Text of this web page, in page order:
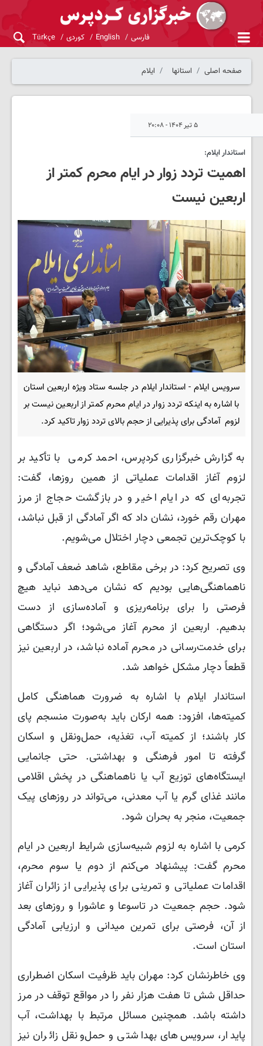
فارسی English کوردی Türkçe
صفحه اصلی استانها ایلام
۵ تیر ۱۴۰۴ - ۲۰:۰۸
استاندار ایلام:
اهمیت تردد زوار در ایام محرم کمتر از
اربعین نیست
سرویس ایلام - استاندار ایلام در جلسه ستاد ویژه اربعین استان
با اشاره به اینکه تردد زوار در ایام محرم کمتر از اربعین نیست بر
لزوم آمادگی برای پذیرایی از حجم بالای تردد زوار تاکید کرد.
به گزارش خبرگزاری کردپرس، احمد کرمی با تأکید بر
لزوم آغاز اقدامات عملیاتی از همین روزها، گفت:
تجربه‌ای که در ایام اخیر و در بازگشت حجاج از مرز
مهران رقم خورد، نشان داد که اگر آمادگی از قبل نباشد،
با کوچک‌ترین تجمعی دچار اختلال می‌شویم.
وی تصریح کرد: در برخی مقاطع، شاهد ضعف آمادگی و
ناهماهنگی‌هایی بودیم که نشان می‌دهد نباید هیچ
فرصتی را برای برنامه‌ریزی و آماده‌سازی از دست
بدهیم. اربعین از محرم آغاز می‌شود؛ اگر دستگاهی
برای خدمت‌رسانی در محرم آماده نباشد، در اربعین نیز
قطعاً دچار مشکل خواهد شد.
استاندار ایلام با اشاره به ضرورت هماهنگی کامل
کمیته‌ها، افزود: همه ارکان باید به‌صورت منسجم پای
کار باشند؛ از کمیته آب، تغذیه، حمل‌ونقل و اسکان
گرفته تا امور فرهنگی و بهداشتی. حتی جانمایی
ایستگاه‌های توزیع آب یا ناهماهنگی در پخش اقلامی
مانند غذای گرم یا آب معدنی، می‌تواند در روزهای پیک
جمعیت، منجر به بحران شود.
کرمی با اشاره به لزوم شبیه‌سازی شرایط اربعین در ایام
محرم گفت: پیشنهاد می‌کنم از دوم یا سوم محرم،
اقدامات عملیاتی و تمرینی برای پذیرایی از زائران آغاز
شود. حجم جمعیت در تاسوعا و عاشورا و روزهای بعد
از آن، فرصتی برای تمرین میدانی و ارزیابی آمادگی
استان است.
وی خاطرنشان کرد: مهران باید ظرفیت اسکان اضطراری
حداقل شش تا هفت هزار نفر را در مواقع توقف در مرز
داشته باشد. همچنین مسائل مرتبط با بهداشت، آب
پایدار، سرویس‌های بهداشتی و حمل‌ونقل زائران نیز